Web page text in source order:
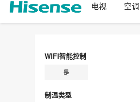
电视 空调
WIFI智能控制
是
制温类型